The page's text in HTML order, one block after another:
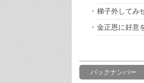
梯子外してみ
金正恩に好意
バックナンバー